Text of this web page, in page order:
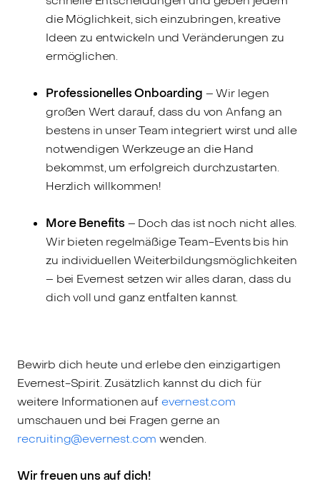
die Möglichkeit, sich einzubringen, kreative
Ideen zu entwickeln und Veränderungen zu
ermöglichen.
Professionelles Onboarding – Wir legen
großen Wert darauf, dass du von Anfang an
bestens in unser Team integriert wirst und alle
notwendigen Werkzeuge an die Hand
bekommst, um erfolgreich durchzustarten.
Herzlich willkommen!
More Benefits – Doch das ist noch nicht alles.
Wir bieten regelmäßige Team-Events bis hin
zu individuellen Weiterbildungsmöglichkeiten
– bei Evernest setzen wir alles daran, dass du
dich voll und ganz entfalten kannst.
Bewirb dich heute und erlebe den einzigartigen
Evernest-Spirit. Zusätzlich kannst du dich für
weitere Informationen aufevernest.com
umschauen und bei Fragen gerne an
recruiting@evernest.com wenden.
Wir freuen uns auf dich!